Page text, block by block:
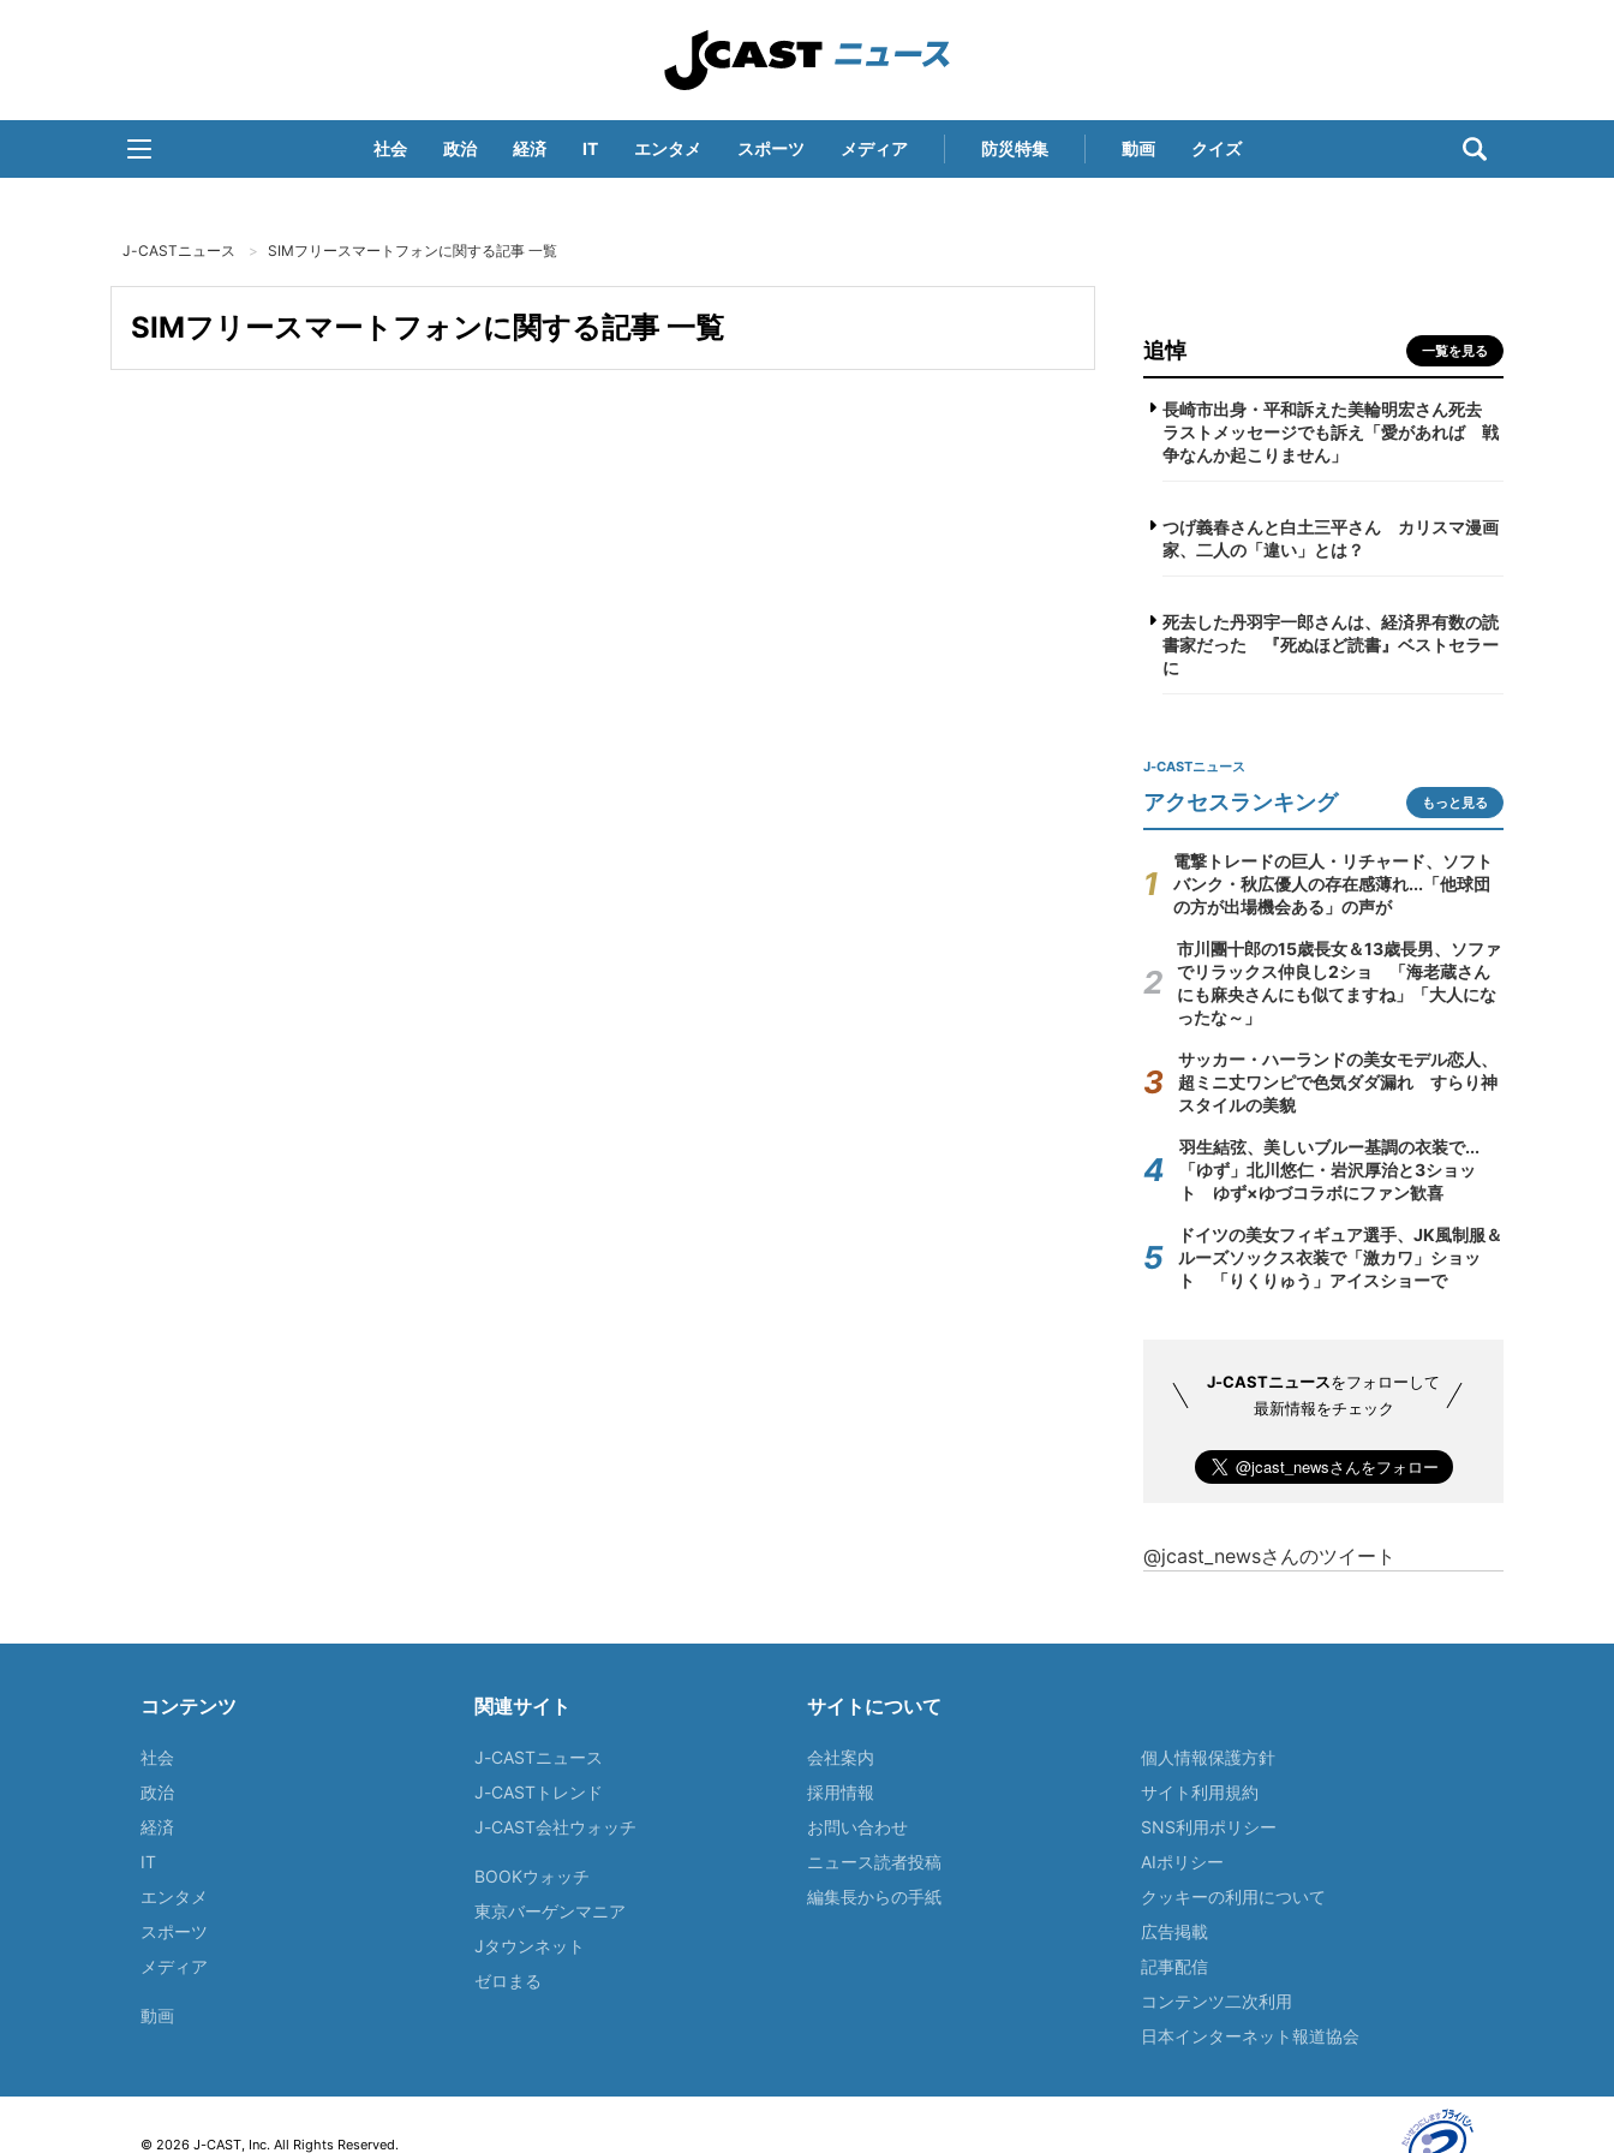
社会 政治 経済 IT エンタメ スポーツ メディア 防災特集 動画 クイズ
J-CASTニュース SIMフリースマートフォンに関する記事 一覧
SIMフリースマートフォンに関する記事 一覧
追悼 一覧を見る
長崎市出身・平和訴えた美輪明宏さん死去
ラストメッセージでも訴え「愛があれば 戦
争なんか起こりません」
つげ義春さんと白土三平さん カリスマ漫画
家、二人の「違い」とは？
死去した丹羽宇一郎さんは、経済界有数の読
書家だった 『死ぬほど読書』ベストセラー
に
J-CASTニュース
アクセスランキング もっと見る
電撃トレードの巨人・リチャード、ソフト
バンク・秋広優人の存在感薄れ...「他球団
の方が出場機会ある」の声が
市川團十郎の15歳長女＆13歳長男、ソファ
でリラックス仲良し2ショ 「海老蔵さん
にも麻央さんにも似てますね」「大人にな
ったな～」
サッカー・ハーランドの美女モデル恋人、
超ミニ丈ワンピで色気ダダ漏れ すらり神
スタイルの美貌
羽生結弦、美しいブルー基調の衣装で...
「ゆず」北川悠仁・岩沢厚治と3ショッ
ト ゆず×ゆづコラボにファン歓喜
ドイツの美女フィギュア選手、JK風制服＆
ルーズソックス衣装で「激カワ」ショッ
ト 「りくりゅう」アイスショーで
J-CASTニュースをフォローして
最新情報をチェック
@jcast_newsさんのツイート
コンテンツ
社会
政治
経済
IT
エンタメ
スポーツ
メディア
動画
関連サイト
J-CASTニュース
J-CASTトレンド
J-CAST会社ウォッチ
BOOKウォッチ
東京バーゲンマニア
Jタウンネット
ゼロまる
サイトについて
会社案内
採用情報
お問い合わせ
ニュース読者投稿
編集長からの手紙
個人情報保護方針
サイト利用規約
SNS利用ポリシー
AIポリシー
クッキーの利用について
広告掲載
記事配信
コンテンツ二次利用
日本インターネット報道協会
© 2026 J-CAST, Inc. All Rights Reserved.